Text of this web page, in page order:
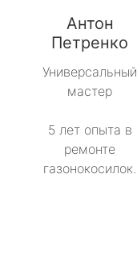
Антон
Петренко
Универсальный
мастер
5 лет опыта в
ремонте
газонокосилок.